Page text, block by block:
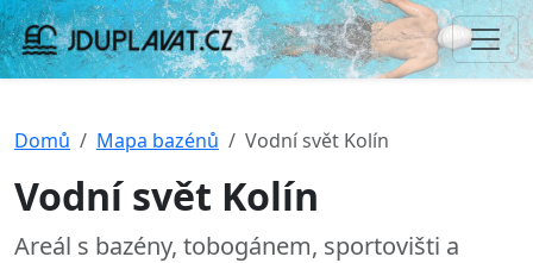
Domů Mapa bazénů Vodní svět Kolín
Vodní svět Kolín
Areál s bazény, tobogánem, sportovišti a